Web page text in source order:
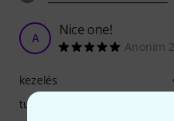
A Nice one!
Anonim
kezelés
tulajdonsagok